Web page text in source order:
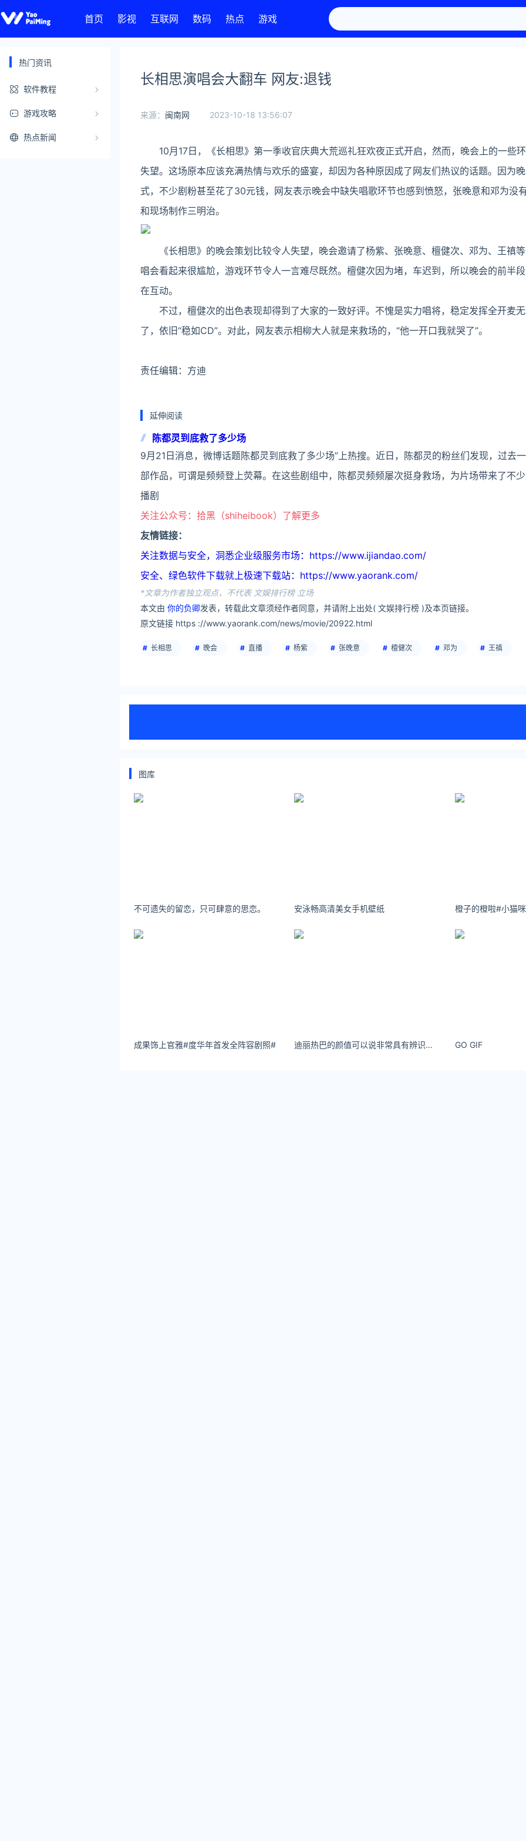
首页 影视 互联网 数码 热点 游戏
热门资讯
软件教程
游戏攻略
热点新闻
长相思演唱会大翻车 网友:退钱
来源： 闽南网 2023-10-18 13:56:07
10月17日，《长相思》第一季收官庆典大荒巡礼狂欢夜正式开启，然而，晚会上的一些
失望。这场原本应该充满热情与欢乐的盛宴，却因为各种原因成了网友们热议的话题。因为
式，不少剧粉甚至花了30元钱，网友表示晚会中缺失唱歌环节也感到愤怒，张晚意和邓为没
和现场制作三明治。
《长相思》的晚会策划比较令人失望，晚会邀请了杨紫、张晚意、檀健次、邓为、王禛
唱会看起来很尴尬，游戏环节令人一言难尽既然。檀健次因为堵，车迟到，所以晚会的前半
在互动。
不过，檀健次的出色表现却得到了大家的一致好评。不愧是实力唱将，稳定发挥全开麦
了，依旧“稳如CD”。对此，网友表示相柳大人就是来救场的，“他一开口我就哭了”。
责任编辑：方迪
延伸阅读
陈都灵到底救了多少场
9月21日消息，微博话题陈都灵到底救了多少场”上热搜。近日，陈都灵的粉丝们发现，过去
部作品，可谓是频频登上荧幕。在这些剧组中，陈都灵频频屡次挺身救场，为片场带来了不
播剧
关注公众号：拾黑（shiheibook）了解更多
友情链接：
关注数据与安全，洞悉企业级服务市场：https://www.ijiandao.com/
安全、绿色软件下载就上极速下载站：https://www.yaorank.com/
*文章为作者独立观点，不代表 文娱排行榜 立场
本文由 你的负卿发表，转载此文章须经作者同意，并请附上出处( 文娱排行榜 )及本页链接。
原文链接 https ://www.yaorank.com/news/movie/20922.html
长相思 晚会 直播 杨紫 张晚意 檀健次 邓为 王禛
图库
不可遗失的留恋，只可肆意的思恋。 安泳畅高清美女手机壁纸
成果饰上官雅#度华年首发全阵容剧照# 迪丽热巴的颜值可以说非常具有辨识度，极具异域特色。 GO GIF